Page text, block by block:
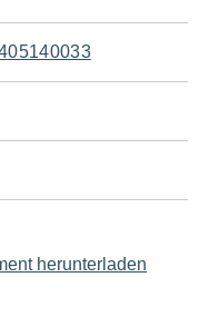
herunterladen